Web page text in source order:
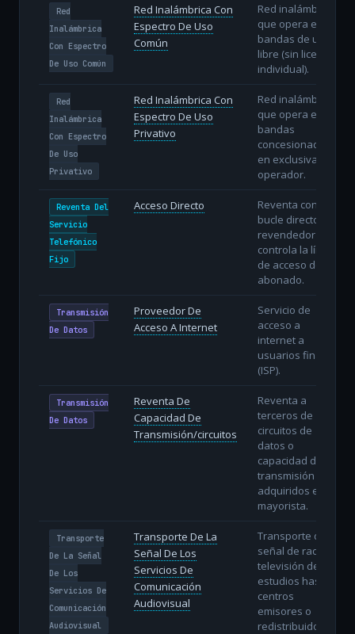
Red
Inalámbrica
Con Espectro
De Uso Común
Red Inalámbrica Con
Espectro De Uso
Común
Red inalámbrica
que opera en
bandas de uso
libre (sin licencia
individual).
Red
Inalámbrica
Con Espectro
De Uso
Privativo
Red Inalámbrica Con
Espectro De Uso
Privativo
Red inalámbrica
que opera en
bandas
concesionadas
en exclusiva al
operador.
Reventa Del
Servicio
Telefónico
Fijo
Acceso Directo
Reventa con
bucle directo: el
revendedor
controla la línea
de acceso del
abonado.
Transmisión
De Datos
Proveedor De
Acceso A Internet
Servicio de
acceso a
internet a
usuarios finales
(ISP).
Transmisión
De Datos
Reventa De
Capacidad De
Transmisión/circuitos
Reventa a
terceros de
circuitos de
datos o
capacidad de
transmisión
adquiridos en
mayorista.
Transporte
De La Señal
De Los
Servicios De
Comunicación
Audiovisual
Transporte De La
Señal De Los
Servicios De
Comunicación
Audiovisual
Transporte de la
señal de radio y
televisión desde
estudios hasta
centros
emisores o
redistribuidores.